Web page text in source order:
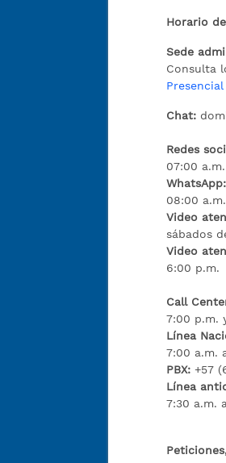
Horario
Sede
Consulta
Presencial
Chat:
Redes
07:00
WhatsApp:
08:00
Video
sábados
Video
6:00 p.m.
Call
7:00 p.m.
Línea
7:00 a.m.
PBX:+57
Línea
7:30 a.m.